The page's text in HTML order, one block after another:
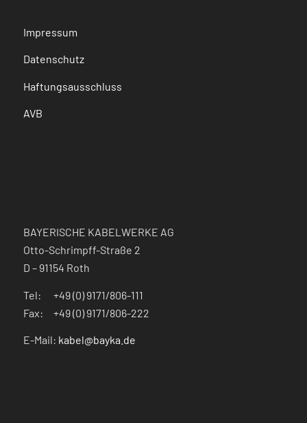
Impressum
Datenschutz
Haftungsausschluss
AVB
BAYERISCHE KABELWERKE AG
Otto-Schrimpff-Straße 2
D – 91154 Roth
Tel: +49 (0) 9171/806-111
Fax: +49 (0) 9171/806-222
E-Mail: kabel@bayka.de